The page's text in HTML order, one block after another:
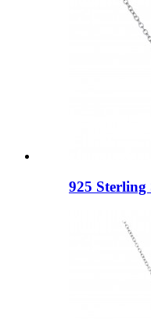
925 Sterling